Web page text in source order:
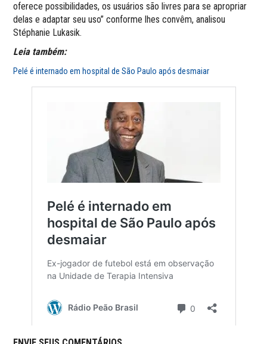
oferece possibilidades, os usuários são livres para se apropriar
delas e adaptar seu uso” conforme lhes convêm, analisou
Stéphanie Lukasik.
Leia também:
Pelé é internado em hospital de São Paulo após desmaiar